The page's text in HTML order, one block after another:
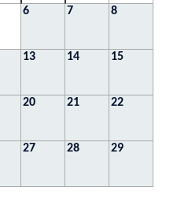
6 7 8
13 14 15
20 21 22
27 28 29